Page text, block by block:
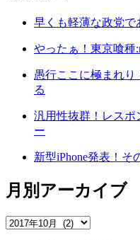
早くも軽薄な政党で
やったぁ！東京喰種
愚行ここに極まれ
る
汎用性抜群！レスポ
ー
新型iPhone発表！そ
月別アーカイブ